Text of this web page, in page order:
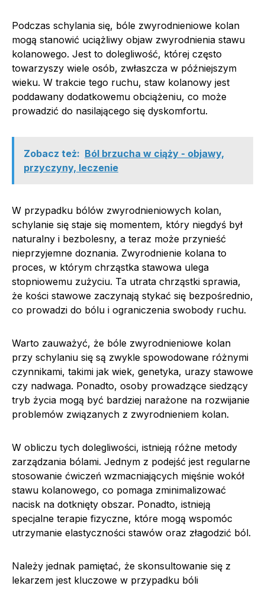
Podczas schylania się, bóle zwyrodnieniowe kolan
mogą stanowić uciążliwy objaw zwyrodnienia stawu
kolanowego. Jest to dolegliwość, której często
towarzyszy wiele osób, zwłaszcza w późniejszym
wieku. W trakcie tego ruchu, staw kolanowy jest
poddawany dodatkowemu obciążeniu, co może
prowadzić do nasilającego się dyskomfortu.
Zobacz też: Ból brzucha w ciąży - objawy,
przyczyny, leczenie
W przypadku bólów zwyrodnieniowych kolan,
schylanie się staje się momentem, który niegdyś był
naturalny i bezbolesny, a teraz może przynieść
nieprzyjemne doznania. Zwyrodnienie kolana to
proces, w którym chrząstka stawowa ulega
stopniowemu zużyciu. Ta utrata chrząstki sprawia,
że kości stawowe zaczynają stykać się bezpośrednio,
co prowadzi do bólu i ograniczenia swobody ruchu.
Warto zauważyć, że bóle zwyrodnieniowe kolan
przy schylaniu się są zwykle spowodowane różnymi
czynnikami, takimi jak wiek, genetyka, urazy stawowe
czy nadwaga. Ponadto, osoby prowadzące siedzący
tryb życia mogą być bardziej narażone na rozwijanie
problemów związanych z zwyrodnieniem kolan.
W obliczu tych dolegliwości, istnieją różne metody
zarządzania bólami. Jednym z podejść jest regularne
stosowanie ćwiczeń wzmacniających mięśnie wokół
stawu kolanowego, co pomaga zminimalizować
nacisk na dotknięty obszar. Ponadto, istnieją
specjalne terapie fizyczne, które mogą wspomóc
utrzymanie elastyczności stawów oraz złagodzić ból.
Należy jednak pamiętać, że skonsultowanie się z
lekarzem jest kluczowe w przypadku bóli